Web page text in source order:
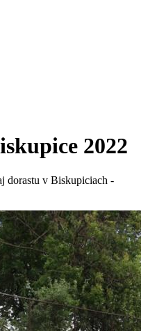
2022
dorastu v Biskupiciach -